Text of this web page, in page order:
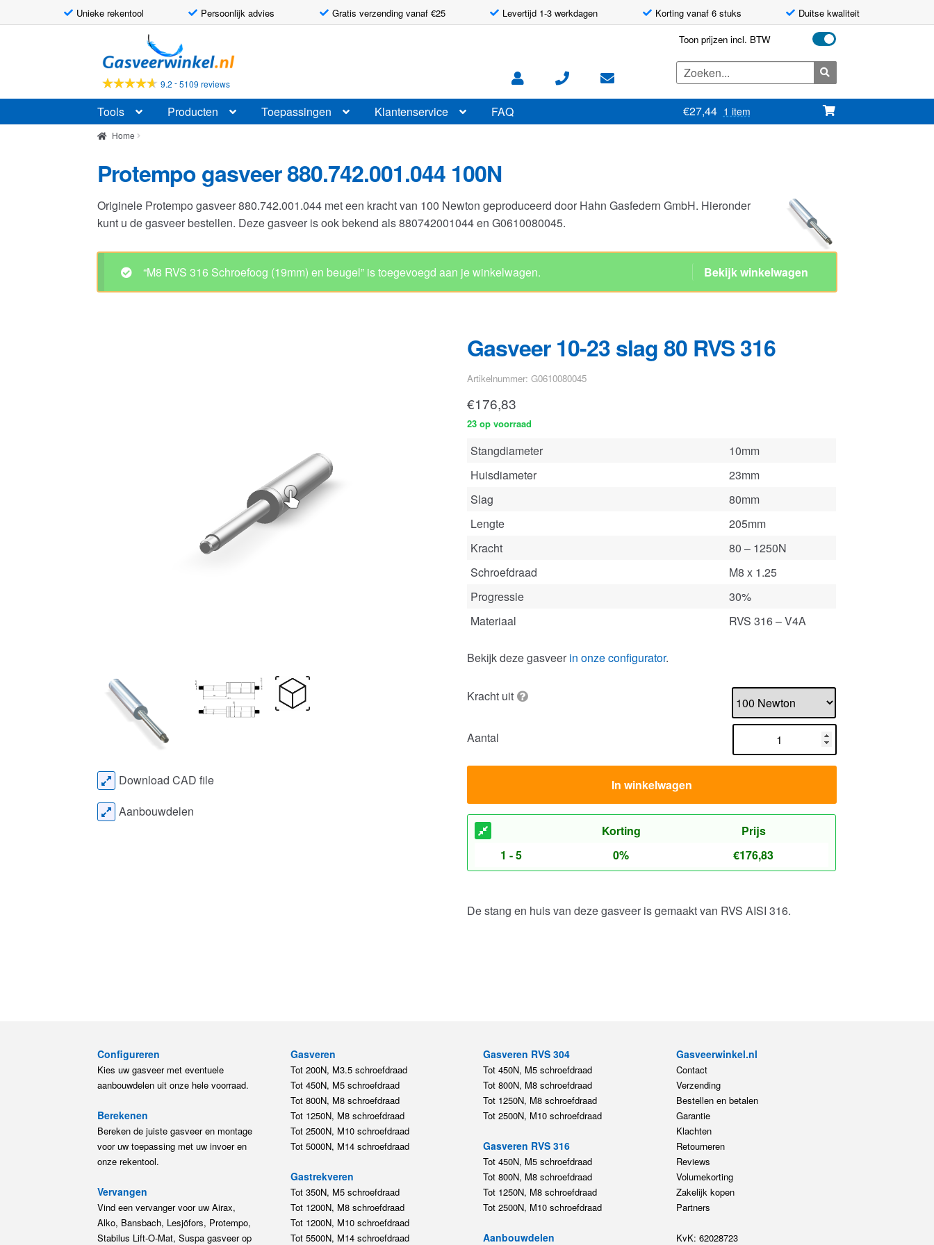
Unieke rekentool Persoonlijk advies Gratis verzending vanaf €25 Levertijd 1-3 werkdagen Korting vanaf 6 stuks Duitse kwaliteit
door
naar
navigatie
naar
de
inhoud
9.2 -5109 reviews
Toon prijzen incl. BTW
Zoeken
naar:
Tools Producten Toepassingen Klantenservice FAQ €27,44 1 item
Home
Protempo gasveer 880.742.001.044 100N
Originele Protempo gasveer 880.742.001.044 met een kracht van 100 Newton geproduceerd door Hahn Gasfedern GmbH. Hieronder
kunt u de gasveer bestellen. Deze gasveer is ook bekend als 880742001044 en G0610080045.
Gasveer 10-23 slag 80 RVS 316
23 op voorraad
Stangdiameter
Huisdiameter
Slag
Lengte
205mm
Kracht
80 – 1250N
Schroefdraad
M8 x 1.25
Progressie
30%
Materiaal
RVS 316 – V4A
Bekijk deze gasveer
Kracht uit
Aantal
Korting
Prijs
0%
De stang en huis van deze gasveer is gemaakt van RVS AISI 316.
Download CAD file
Aanbouwdelen
Bereken de juiste gasveer en montage
voor uw toepassing met uw invoer en
onze rekentool.
Vervangen
Vind een vervanger voor uw Airax,
Alko, Bansbach, Lesjöfors, Protempo,
Stabilus Lift-O-Mat, Suspa gasveer op
Tot 2500N, M10 schroefdraad
Tot 5000N, M14 schroefdraad
Gastrekveren
Tot 350N, M5 schroefdraad
Tot 1200N, M8 schroefdraad
Tot 1200N, M10 schroefdraad
Gasveren RVS 316
Tot 450N, M5 schroefdraad
Tot 800N, M8 schroefdraad
Tot 1250N, M8 schroefdraad
Aanbouwdelen
Staal:M3.5, M5,M6,M8,
RVS 304: M5,M8,M10
RVS 316: M5, M6,M8,M10
Klachten
Retourneren
Reviews
Volumekorting
Zakelijk kopen
Partners
KvK: 62028723
BTW: NL854604728B01